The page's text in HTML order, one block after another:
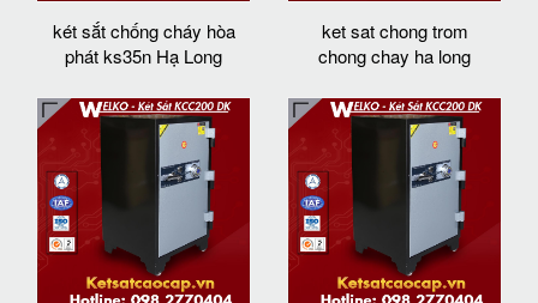
két sắt chống cháy hòa
phát ks35n Hạ Long
ket sat chong trom
chong chay ha long